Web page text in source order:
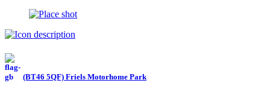
(BT46 5QF) Friels Motorhome Park